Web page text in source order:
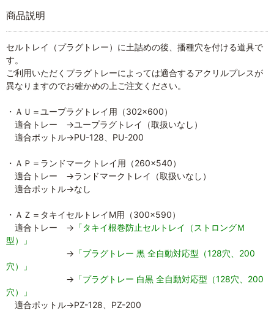
商品説明
セルトレイ（プラグトレー）に土詰めの後、播種穴を付ける道具で
す。
ご利用いただくプラグトレーによっては適合するアクリルプレスが
異なりますのでお確かめの上ご注文ください。
・ＡＵ＝ユープラグトレイ用（302×600）
適合トレー →ユープラグトレイ（取扱いなし）
適合ポットル→PU-128、PU-200
・ＡＰ＝ランドマークトレイ用（260×540）
適合トレー →ランドマークトレイ（取扱いなし）
適合ポットル→なし
・ＡＺ＝タキイセルトレイM用（300×590）
適合トレー → 「タキイ根巻防止セルトレイ（ストロングＭ
型）」
→ 「プラグトレー 黒 全自動対応型（128穴、200
穴）」
→ 「プラグトレー 白黒 全自動対応型（128穴、200
穴）」
適合ポットル→PZ-128、PZ-200